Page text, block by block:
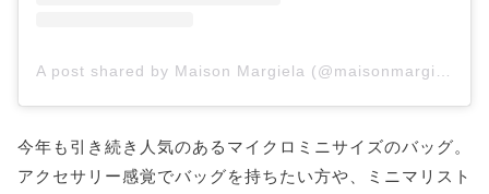
今年も引き続き人気のあるマイクロミニサイズのバッグ。
アクセサリー感覚でバッグを持ちたい方や、ミニマリスト